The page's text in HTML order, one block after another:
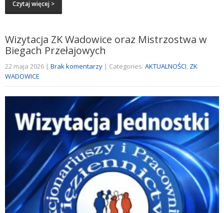
Czytaj więcej >
Wizytacja ZK Wadowice oraz Mistrzostwa w
Biegach Przełajowych
22 maja 2026 | Brak komentarzy | Categories: AKTUALNOŚCI, ZK
WADOWICE